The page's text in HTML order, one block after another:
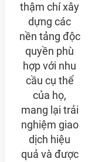
thậm chí xây
dựng các
nền tảng độc
quyền phù
hợp với nhu
cầu cụ thể
của họ,
mang lại trải
nghiệm giao
dịch hiệu
quả và được